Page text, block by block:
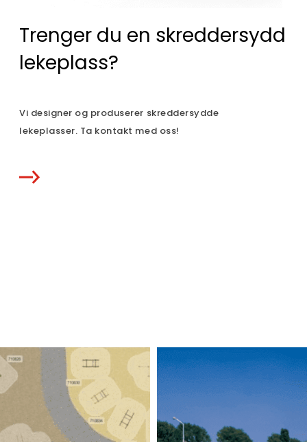
Trenger du en skreddersydd
lekeplass?
Vi designer og produserer skreddersydde
lekeplasser. Ta kontakt med oss!